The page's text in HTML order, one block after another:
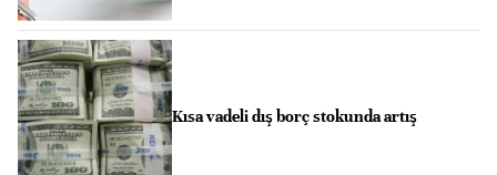
Kısa vadeli dış borç stokunda artış